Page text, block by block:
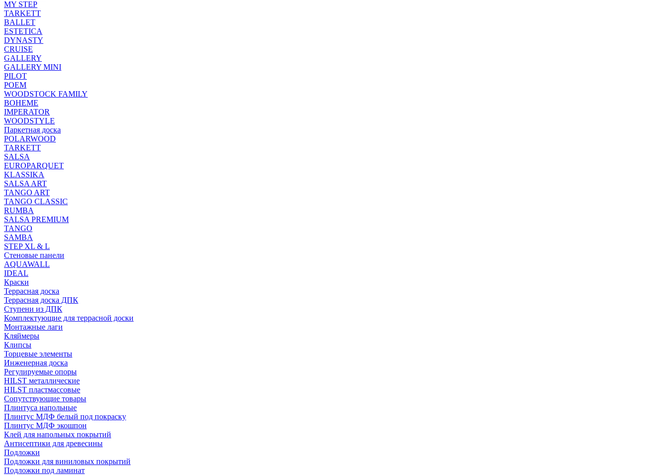
MY STEP
TARKETT
BALLET
ESTETICA
DYNASTY
CRUISE
GALLERY
GALLERY MINI
PILOT
POEM
WOODSTOCK FAMILY
BOHEME
IMPERATOR
WOODSTYLE
Паркетная доска
POLARWOOD
TARKETT
SALSA
EUROPARQUET
KLASSIKA
SALSA ART
TANGO ART
TANGO CLASSIC
RUMBA
SALSA PREMIUM
TANGO
SAMBA
STEP XL & L
Стеновые панели
AQUAWALL
IDEAL
Краски
Террасная доска
Террасная доска ДПК
Ступени из ДПК
Комплектующие для террасной доски
Монтажные лаги
Кляймеры
Клипсы
Торцевые элементы
Инженерная доска
Регулируемые опоры
HILST металлические
HILST пластмассовые
Сопутствующие товары
Плинтуса напольные
Плинтус МДФ белый под покраску
Плинтус МДФ экошпон
Клей для напольных покрытий
Антисептики для древесины
Подложки
Подложки для виниловых покрытий
Подложки под ламинат